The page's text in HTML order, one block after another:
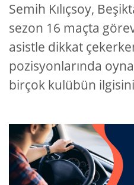
Semih Kılıçsoy,
sezon 16 maçta
asistle dikkat
pozisyonlarında
birçok kulübün